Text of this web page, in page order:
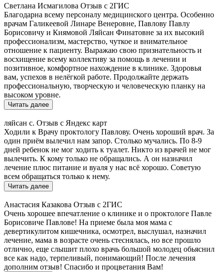
Светлана Исмагилова Отзыв с 2ГИС
Благодарна всему персоналу медицинского центра. Особенно
врачам Галикеевой Линаре Венеровне, Павлову Павлу
Борисовичу и Киямовой Ляйсан Финатовне за их высокий
профессионализм, мастерство, чуткое и внимательное
отношение к пациенту. Выражаю свою признательность и
восхищение всему коллективу за помощь в лечении и
позитивное, комфортное нахождение в клинике. Здоровья
вам, успехов в нелёгкой работе. Продолжайте держать
профессиональную, творческую и человеческую планку на
высоком уровне.
Читать далее
ляйсан с. Отзыв с Яндекс карт
Ходили к Врачу проктологу Павлову. Очень хороший врач. За
один приём вылечил нам запор. Столько мучались. По 8-9
дней ребенок не мог ходить к туалет. Никто из врачей не мог
вылечить. К кому только не обращались. А он назначил
лечение плюс питание и вуаля у нас всё хорошо. Советую
всем обращаться только к нему.
Читать далее
Анастасия Казакова Отзыв с 2ГИС
Очень хорошее впечатление о клинике и о проктологе Павле
Борисовиче Павлове! На приеме была моя мама с
девертикулитом кишечника, осмотрел, выслушал, назначил
лечение, мама в возрасте очень стеснялась, но все прошло
отлично, еще слышит плохо врачь большой молодец обьяснил
все как надо, терпеливый, понимающий! После лечения
дополним отзыв! Спасибо и процветания Вам!